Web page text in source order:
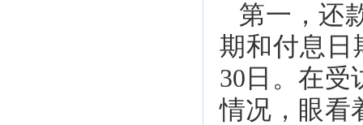
第一，还
期和付息日
30日。在受
情况，眼看